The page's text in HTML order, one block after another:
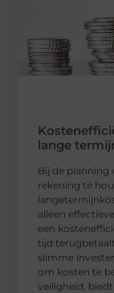
lange
Bij de planning
rekening te
alleen
een
tijd
slimme
om kosten te
veiligheid,